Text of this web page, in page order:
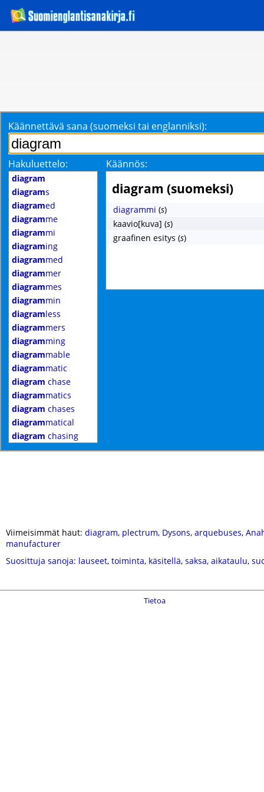
Käännettävä sana (suomeksi tai englanniksi):
Hakuluettelo: Käännös:
diagram
diagrams
diagramed
diagramme
diagrammi
diagraming
diagrammed
diagrammer
diagrammes
diagrammin
diagramless
diagrammers
diagramming
diagrammable
diagrammatic
diagram chase
diagrammatics
diagram chases
diagrammatical
diagram chasing
diagram (suomeksi)
diagrammi (s)
kaavio[kuva] (s)
graafinen esitys (s)
Viimeisimmät haut: diagram, plectrum, Dysons, arquebuses,
manufacturer
Suosittuja sanoja: lauseet, toiminta, käsitellä, saksa, aikataulu,
Tietoa